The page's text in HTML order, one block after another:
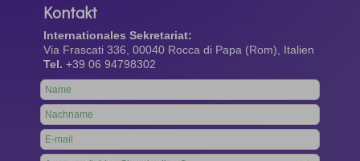
Kontakt
Internationales Sekretariat:
Via Frascati 336, 00040 Rocca di Papa (Rom), Italien
Tel. +39 06 94798302
Leave
this
field
blank